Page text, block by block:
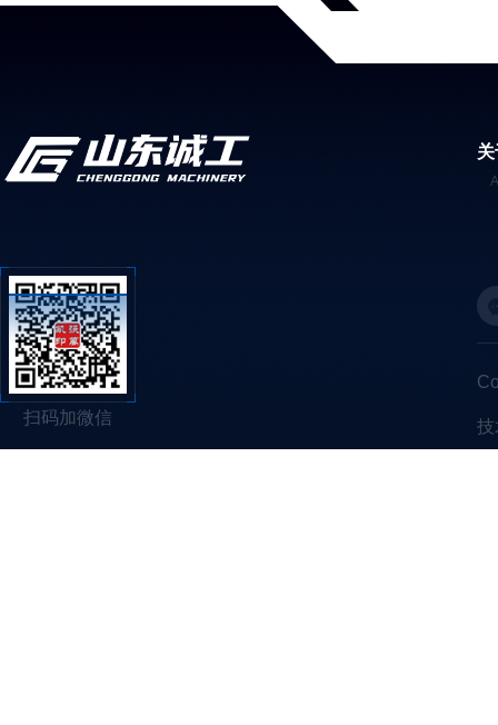
扫码加微信 技